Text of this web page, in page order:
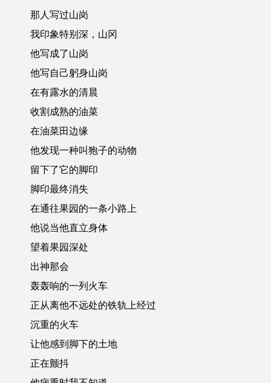
那人写过山岗
我印象特别深，山冈
他写成了山岗
他写自己躬身山岗
在有露水的清晨
收割成熟的油菜
在油菜田边缘
他发现一种叫狍子的动物
留下了它的脚印
脚印最终消失
在通往果园的一条小路上
他说当他直立身体
望着果园深处
出神那会
轰轰响的一列火车
正从离他不远处的铁轨上经过
沉重的火车
让他感到脚下的土地
正在颤抖